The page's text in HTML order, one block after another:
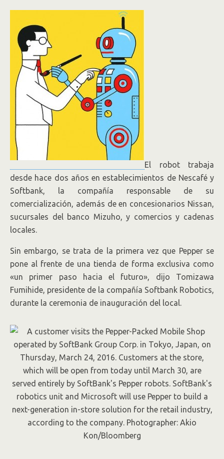
El robot trabaja
desde hace dos años en establecimientos de Nescafé y
Softbank, la compañía responsable de su
comercialización, además de en concesionarios Nissan,
sucursales del banco Mizuho, y comercios y cadenas
locales.
Sin embargo, se trata de la primera vez que Pepper se
pone al frente de una tienda de forma exclusiva como
«un primer paso hacia el futuro», dijo Tomizawa
Fumihide, presidente de la compañía Softbank Robotics,
durante la ceremonia de inauguración del local.